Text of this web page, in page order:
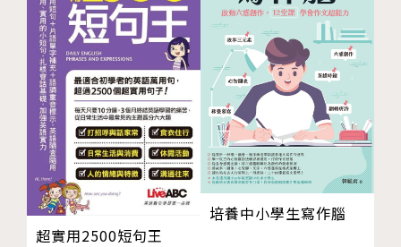
一千三百年來支持著日本人的飲食 味噌
七月｜文月（ふみづき）
七夕
海灘
向星星許願 日本七夕
親身感受傳統文化精髓 祭典
八月｜葉月（はづき）
盂蘭盆節
登山
棒球聖地 甲子園
超實用2500短句王
培養中小學生寫作腦